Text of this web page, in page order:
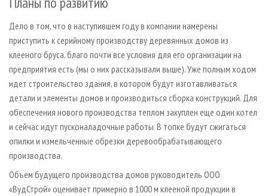
Дело в том, что в наступившем году в компании намерены
приступить к серийному производству деревянных домов из
клееного бруса, благо почти все условия для его организации на
предприятия есть (мы о них рассказывали выше). Уже полным ходом
идет строительство здания, в котором будут изготавливаться
детали и элементы домов и производиться сборка конструкций. Для
обеспечения нового производства теплом закуплен еще один котел
и сейчас идут пусконаладочные работы. В топке будут сжигаться
опилки и измельченные обрезки деревообрабатывающего
производства.
Объем будущего производства домов руководитель ООО
«ВудСтрой» оценивает примерно в 1000 м клееной продукции в